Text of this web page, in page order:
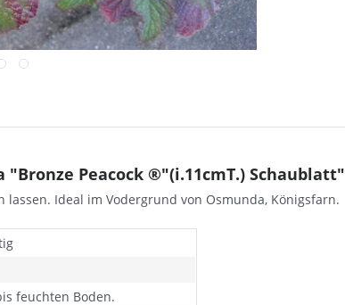
Peacock ®"(i.11cmT.) Schaublatt"
Ideal im Vodergrund von Osmunda, Königsfarn.
feuchten Boden.